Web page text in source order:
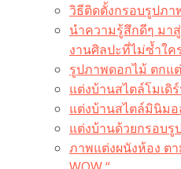
วิธีติดตั้งกรอบรูปภา
นำความรู้สึกดีๆ มา
งานศิลปะที่ไม่ซ้ำใค
รูปภาพดอกไม้ ตกแ
แต่งบ้านสไตล์โมเดิ
แต่งบ้านสไตล์มินิม
แต่งบ้านด้วยกรอบรู
ภาพแต่งผนังห้อง ต